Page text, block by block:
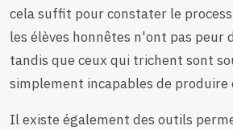
cela suffit pour constater le
les élèves honnêtes n'ont pas peur
tandis que ceux qui trichent sont
simplement incapables de produire
Il existe également des outils